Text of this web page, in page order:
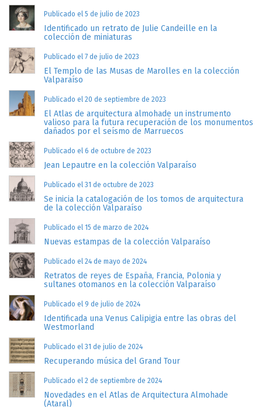
Publicado el 5 de julio de 2023
Identificado un retrato de Julie Candeille en la
colección de miniaturas
Publicado el 7 de julio de 2023
El Templo de las Musas de Marolles en la colección
Valparaíso
Publicado el 20 de septiembre de 2023
El Atlas de arquitectura almohade un instrumento
valioso para la futura recuperación de los monumentos
dañados por el seísmo de Marruecos
Publicado el 6 de octubre de 2023
Jean Lepautre en la colección Valparaíso
Publicado el 31 de octubre de 2023
Se inicia la catalogación de los tomos de arquitectura
de la colección Valparaíso
Publicado el 15 de marzo de 2024
Nuevas estampas de la colección Valparaíso
Publicado el 24 de mayo de 2024
Retratos de reyes de España, Francia, Polonia y
sultanes otomanos en la colección Valparaíso
Publicado el 9 de julio de 2024
Identificada una Venus Calipigia entre las obras del
Westmorland
Publicado el 31 de julio de 2024
Recuperando música del Grand Tour
Publicado el 2 de septiembre de 2024
Novedades en el Atlas de Arquitectura Almohade
(Ataral)